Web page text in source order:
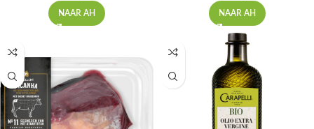
NAAR AH NAAR AH